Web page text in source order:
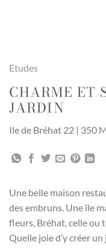
Etudes
CHARME ET
JARDIN
Ile de Bréhat 22 | 350
Une belle maison
des embruns. Une île
fleurs, Bréhat, celle ou
Quelle joie d’y créer